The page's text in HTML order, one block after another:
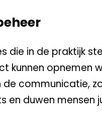
in de praktijk
kunnen opnemen
communicatie,
en duwen mensen